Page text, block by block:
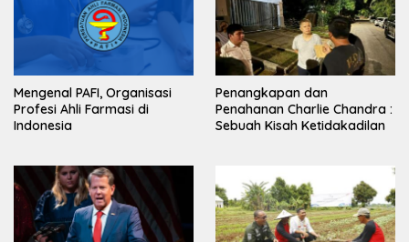
Mengenal PAFI, Organisasi
Profesi Ahli Farmasi di
Indonesia
Penangkapan dan
Penahanan Charlie Chandra :
Sebuah Kisah Ketidakadilan